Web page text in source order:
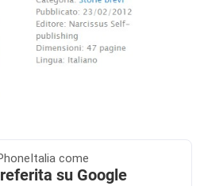
come
su Google